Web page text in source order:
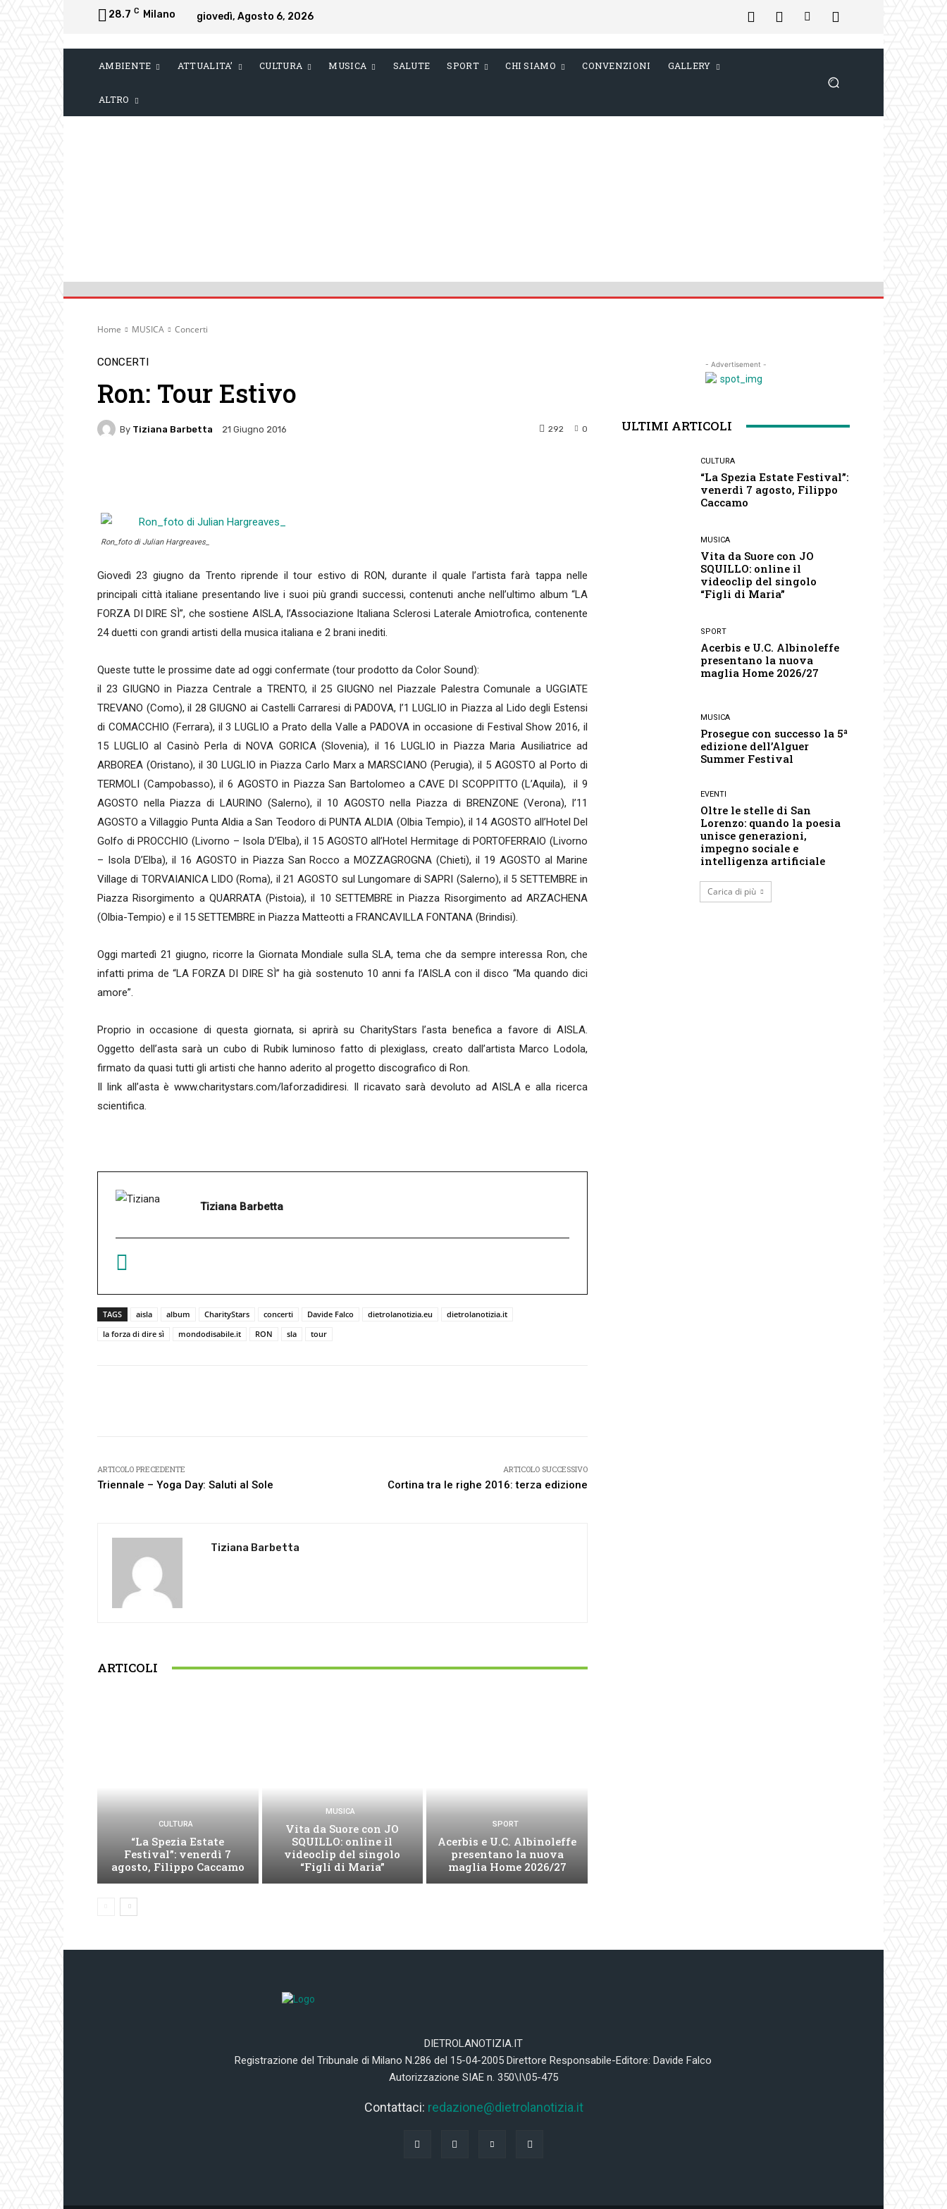
28.7 C Milano giovedì, Agosto 6, 2026
AMBIENTE ATTUALITA’ CULTURA MUSICA SALUTE SPORT CHI SIAMO CONVENZIONI GALLERY
ALTRO
Home MUSICA Concerti
CONCERTI
Ron: Tour Estivo
By Tiziana Barbetta 21 Giugno 2016 0
292
Ron_foto di Julian Hargreaves_
Giovedì 23 giugno da Trento riprende il tour estivo di RON, durante il quale l’artista farà tappa nelle
principali città italiane presentando live i suoi più grandi successi, contenuti anche nell’ultimo album “LA
FORZA DI DIRE SÌ”, che sostiene AISLA, l’Associazione Italiana Sclerosi Laterale Amiotrofica, contenente
24 duetti con grandi artisti della musica italiana e 2 brani inediti.
Queste tutte le prossime date ad oggi confermate (tour prodotto da Color Sound):
il 23 GIUGNO in Piazza Centrale a TRENTO, il 25 GIUGNO nel Piazzale Palestra Comunale a UGGIATE
TREVANO (Como), il 28 GIUGNO ai Castelli Carraresi di PADOVA, l’1 LUGLIO in Piazza al Lido degli Estensi
di COMACCHIO (Ferrara), il 3 LUGLIO a Prato della Valle a PADOVA in occasione di Festival Show 2016, il
15 LUGLIO al Casinò Perla di NOVA GORICA (Slovenia), il 16 LUGLIO in Piazza Maria Ausiliatrice ad
ARBOREA (Oristano), il 30 LUGLIO in Piazza Carlo Marx a MARSCIANO (Perugia), il 5 AGOSTO al Porto di
TERMOLI (Campobasso), il 6 AGOSTO in Piazza San Bartolomeo a CAVE DI SCOPPITTO (L’Aquila), il 9
AGOSTO nella Piazza di LAURINO (Salerno), il 10 AGOSTO nella Piazza di BRENZONE (Verona), l’11
AGOSTO a Villaggio Punta Aldia a San Teodoro di PUNTA ALDIA (Olbia Tempio), il 14 AGOSTO all’Hotel Del
Golfo di PROCCHIO (Livorno – Isola D’Elba), il 15 AGOSTO all’Hotel Hermitage di PORTOFERRAIO (Livorno
– Isola D’Elba), il 16 AGOSTO in Piazza San Rocco a MOZZAGROGNA (Chieti), il 19 AGOSTO al Marine
Village di TORVAIANICA LIDO (Roma), il 21 AGOSTO sul Lungomare di SAPRI (Salerno), il 5 SETTEMBRE in
Piazza Risorgimento a QUARRATA (Pistoia), il 10 SETTEMBRE in Piazza Risorgimento ad ARZACHENA
(Olbia-Tempio) e il 15 SETTEMBRE in Piazza Matteotti a FRANCAVILLA FONTANA (Brindisi).
Oggi martedì 21 giugno, ricorre la Giornata Mondiale sulla SLA, tema che da sempre interessa Ron, che
infatti prima de “LA FORZA DI DIRE SÌ” ha già sostenuto 10 anni fa l’AISLA con il disco “Ma quando dici
amore”.
Proprio in occasione di questa giornata, si aprirà su CharityStars l’asta benefica a favore di AISLA.
Oggetto dell’asta sarà un cubo di Rubik luminoso fatto di plexiglass, creato dall’artista Marco Lodola,
firmato da quasi tutti gli artisti che hanno aderito al progetto discografico di Ron.
Il link all’asta è www.charitystars.com/laforzadidiresi. Il ricavato sarà devoluto ad AISLA e alla ricerca
scientifica.
Tiziana Barbetta
TAGS aisla album CharityStars concerti Davide Falco dietrolanotizia.eu
dietrolanotizia.it
la forza di dire sì
mondodisabile.it RON sla tour
ARTICOLO PRECEDENTE
Triennale – Yoga Day: Saluti al Sole
ARTICOLO SUCCESSIVO
Cortina tra le righe 2016: terza edizione
Tiziana Barbetta
ARTICOLI
CULTURA
“La Spezia Estate
Festival”: venerdì 7
agosto, Filippo Caccamo
MUSICA
Vita da Suore con JO
SQUILLO: online il
videoclip del singolo
“Figli di Maria”
SPORT
Acerbis e U.C. Albinoleffe
presentano la nuova
maglia Home 2026/27
- Advertisement -
ULTIMI ARTICOLI
CULTURA
“La Spezia Estate Festival”:
venerdì 7 agosto, Filippo
Caccamo
MUSICA
Vita da Suore con JO
SQUILLO: online il
videoclip del singolo
“Figli di Maria”
SPORT
Acerbis e U.C. Albinoleffe
presentano la nuova
maglia Home 2026/27
MUSICA
Prosegue con successo la 5ª
edizione dell’Alguer
Summer Festival
EVENTI
Oltre le stelle di San
Lorenzo: quando la poesia
unisce generazioni,
impegno sociale e
intelligenza artificiale
Carica di più
DIETROLANOTIZIA.IT
Registrazione del Tribunale di Milano N.286 del 15-04-2005 Direttore Responsabile-Editore: Davide Falco
Autorizzazione SIAE n. 350\I\05-475
Contattaci: redazione@dietrolanotizia.it